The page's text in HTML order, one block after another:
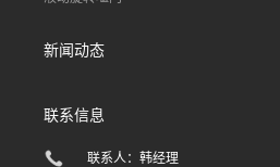
新闻动态
联系信息
联系人：韩经理